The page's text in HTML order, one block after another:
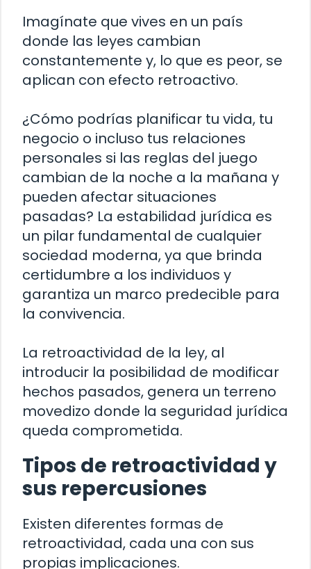
Imagínate que vives en un país
donde las leyes cambian
constantemente y, lo que es peor, se
aplican con efecto retroactivo.
¿Cómo podrías planificar tu vida, tu
negocio o incluso tus relaciones
personales si las reglas del juego
cambian de la noche a la mañana y
pueden afectar situaciones
pasadas? La estabilidad jurídica es
un pilar fundamental de cualquier
sociedad moderna, ya que brinda
certidumbre a los individuos y
garantiza un marco predecible para
la convivencia.
La retroactividad de la ley, al
introducir la posibilidad de modificar
hechos pasados, genera un terreno
movedizo donde la seguridad jurídica
queda comprometida.
Tipos de retroactividad y
sus repercusiones
Existen diferentes formas de
retroactividad, cada una con sus
propias implicaciones.